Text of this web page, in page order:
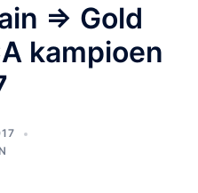
=> Gold
kampioen